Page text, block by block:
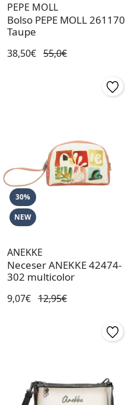
PEPE MOLL
Bolso PEPE MOLL 261170
Taupe
38,50€ 55,0€
30%
NEW
ANEKKE
Neceser ANEKKE 42474-
302 multicolor
9,07€ 12,95€